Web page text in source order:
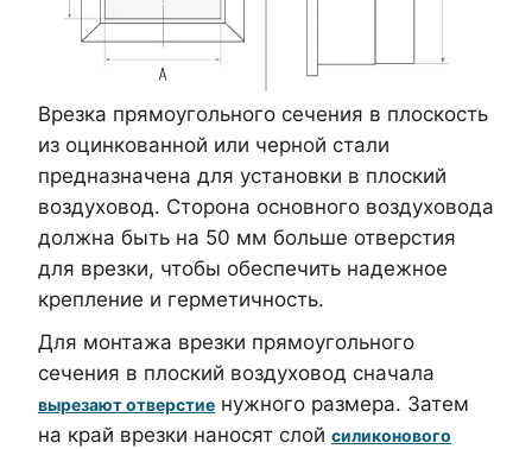
Врезка прямоугольного сечения в плоскость
из оцинкованной или черной стали
предназначена для установки в плоский
воздуховод. Сторона основного воздуховода
должна быть на 50 мм больше отверстия
для врезки, чтобы обеспечить надежное
крепление и герметичность.
Для монтажа врезки прямоугольного
сечения в плоский воздуховод сначала
вырезают отверстие нужного размера. Затем
на край врезки наносят слой силиконового